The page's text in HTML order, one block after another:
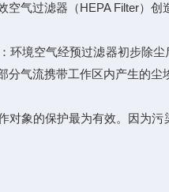
空气过滤器（HEPA Filter）
环境空气经预过滤器初步除
分气流携带工作区内产生的
对象的保护最为有效。因为